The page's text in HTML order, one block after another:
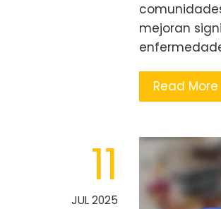
mejoran
Read More
11
JUL 2025